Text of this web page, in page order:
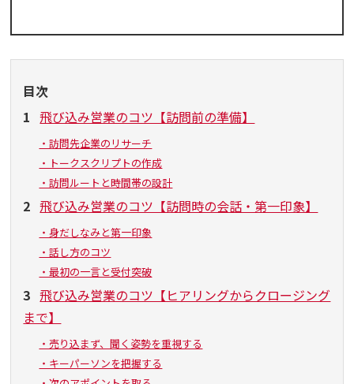
目次
1 飛び込み営業のコツ【訪問前の準備】
・訪問先企業のリサーチ
・トークスクリプトの作成
・訪問ルートと時間帯の設計
2 飛び込み営業のコツ【訪問時の会話・第一印象】
・身だしなみと第一印象
・話し方のコツ
・最初の一言と受付突破
3 飛び込み営業のコツ【ヒアリングからクロージング
まで】
・売り込まず、聞く姿勢を重視する
・キーパーソンを把握する